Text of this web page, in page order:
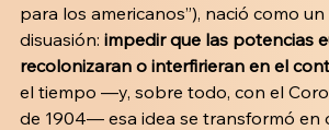
para los americanos”), nació como
disuasión: impedir que las potencias
recolonizaran o interfirieran en el
el tiempo —y, sobre todo, con el
de 1904— esa idea se transformó en